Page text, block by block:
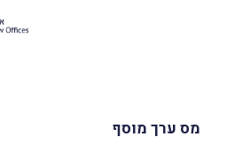
מס ערך מוסף